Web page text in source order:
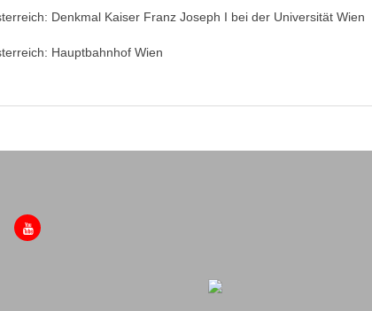
Denkmal Kaiser Franz Joseph I bei der Universität Wien
Hauptbahnhof Wien